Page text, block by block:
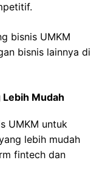
bisnis UMKM
bisnis lainnya di
Mudah
UMKM untuk
lebih mudah
fintech dan